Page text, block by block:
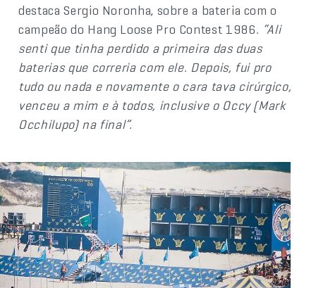
destaca Sergio Noronha, sobre a bateria com o
campeão do Hang Loose Pro Contest 1986. “Ali
senti que tinha perdido a primeira das duas
baterias que correria com ele. Depois, fui pro
tudo ou nada e novamente o cara tava cirúrgico,
venceu a mim e à todos, inclusive o Occy (Mark
Occhilupo) na final”.